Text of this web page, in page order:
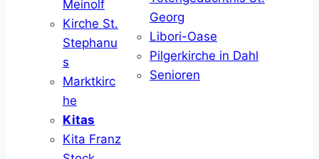
Meinolf
Kirche St.
Stephanu
s
Marktkirc
he
Kitas
Kita Franz
Georg
Libori-Oase
Pilgerkirche in Dahl
Senioren